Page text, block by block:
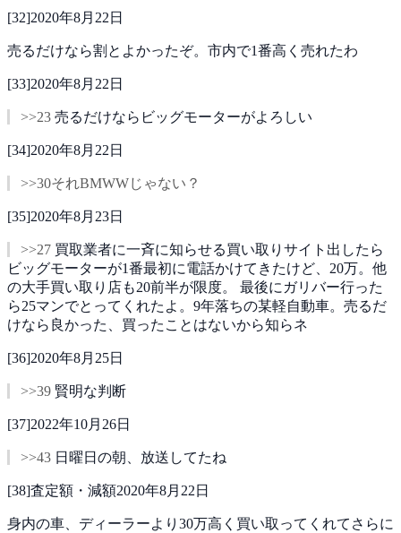
[32]2020年8月22日
売るだけなら割とよかったぞ。市内で1番高く売れたわ
[33]2020年8月22日
>>23 売るだけならビッグモーターがよろしい
[34]2020年8月22日
>>30それBMWWじゃない？
[35]2020年8月23日
>>27 買取業者に一斉に知らせる買い取りサイト出したら
ビッグモーターが1番最初に電話かけてきたけど、20万。他
の大手買い取り店も20前半が限度。 最後にガリバー行った
ら25マンでとってくれたよ。9年落ちの某軽自動車。売るだ
けなら良かった、買ったことはないから知らネ
[36]2020年8月25日
>>39 賢明な判断
[37]2022年10月26日
>>43 日曜日の朝、放送してたね
[38]査定額・減額2020年8月22日
身内の車、ディーラーより30万高く買い取ってくれてさらに